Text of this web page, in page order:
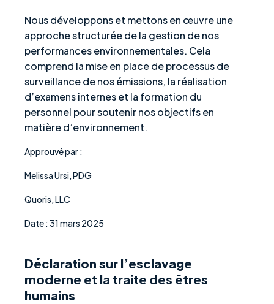
Nous développons et mettons en œuvre une
approche structurée de la gestion de nos
performances environnementales. Cela
comprend la mise en place de processus de
surveillance de nos émissions, la réalisation
d’examens internes et la formation du
personnel pour soutenir nos objectifs en
matière d’environnement.
Approuvé par :
Melissa Ursi, PDG
Quoris, LLC
Date : 31 mars 2025
Déclaration sur l’esclavage
moderne et la traite des êtres
humains